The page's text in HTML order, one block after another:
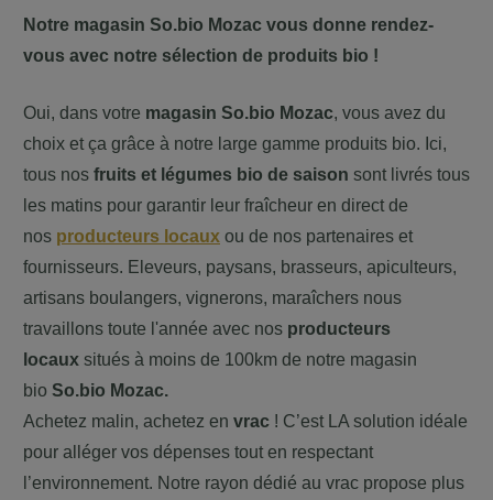
Notre magasin So.bio Mozac vous donne rendez-
vous avec notre sélection de produits bio !
Oui, dans votre magasin So.bio Mozac, vous avez du
choix et ça grâce à notre large gamme produits bio. Ici,
tous nos fruits et légumes bio de saison sont livrés tous
les matins pour garantir leur fraîcheur en direct de
nos producteurs locaux ou de nos partenaires et
fournisseurs. Eleveurs, paysans, brasseurs, apiculteurs,
artisans boulangers, vignerons, maraîchers nous
travaillons toute l'année avec nos producteurs
locaux situés à moins de 100km de notre magasin
bio So.bio Mozac.
Achetez malin, achetez en vrac ! C’est LA solution idéale
pour alléger vos dépenses tout en respectant
l’environnement. Notre rayon dédié au vrac propose plus